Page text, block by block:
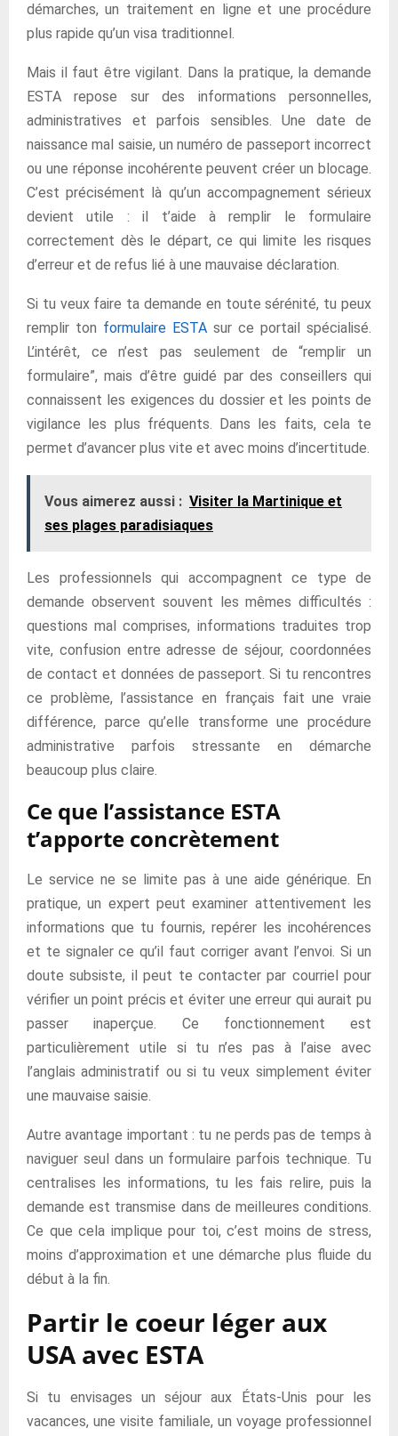
démarches, un traitement en ligne et une procédure
plus rapide qu’un visa traditionnel.
Mais il faut être vigilant. Dans la pratique, la demande
ESTA repose sur des informations personnelles,
administratives et parfois sensibles. Une date de
naissance mal saisie, un numéro de passeport incorrect
ou une réponse incohérente peuvent créer un blocage.
C’est précisément là qu’un accompagnement sérieux
devient utile : il t’aide à remplir le formulaire
correctement dès le départ, ce qui limite les risques
d’erreur et de refus lié à une mauvaise déclaration.
Si tu veux faire ta demande en toute sérénité, tu peux
remplir ton formulaire ESTA sur ce portail spécialisé.
L’intérêt, ce n’est pas seulement de “remplir un
formulaire”, mais d’être guidé par des conseillers qui
connaissent les exigences du dossier et les points de
vigilance les plus fréquents. Dans les faits, cela te
permet d’avancer plus vite et avec moins d’incertitude.
Vous aimerez aussi : Visiter la Martinique et
ses plages paradisiaques
Les professionnels qui accompagnent ce type de
demande observent souvent les mêmes difficultés :
questions mal comprises, informations traduites trop
vite, confusion entre adresse de séjour, coordonnées
de contact et données de passeport. Si tu rencontres
ce problème, l’assistance en français fait une vraie
différence, parce qu’elle transforme une procédure
administrative parfois stressante en démarche
beaucoup plus claire.
Ce que l’assistance ESTA
t’apporte concrètement
Le service ne se limite pas à une aide générique. En
pratique, un expert peut examiner attentivement les
informations que tu fournis, repérer les incohérences
et te signaler ce qu’il faut corriger avant l’envoi. Si un
doute subsiste, il peut te contacter par courriel pour
vérifier un point précis et éviter une erreur qui aurait pu
passer inaperçue. Ce fonctionnement est
particulièrement utile si tu n’es pas à l’aise avec
l’anglais administratif ou si tu veux simplement éviter
une mauvaise saisie.
Autre avantage important : tu ne perds pas de temps à
naviguer seul dans un formulaire parfois technique. Tu
centralises les informations, tu les fais relire, puis la
demande est transmise dans de meilleures conditions.
Ce que cela implique pour toi, c’est moins de stress,
moins d’approximation et une démarche plus fluide du
début à la fin.
Partir le coeur léger aux
USA avec ESTA
Si tu envisages un séjour aux États-Unis pour les
vacances, une visite familiale, un voyage professionnel